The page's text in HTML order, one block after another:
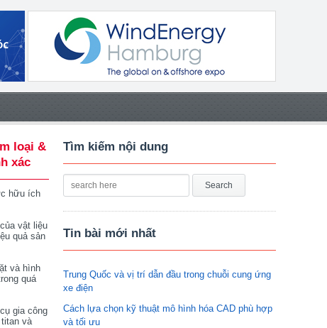
loại &
xác
hữu ích
vật liệu
quả sản
và hình
quá
gia công
và
Tìm kiếm nội dung
Tin bài mới nhất
Trung Quốc và vị trí dẫn đầu trong chuỗi cung ứng
xe điện
Cách lựa chọn kỹ thuật mô hình hóa CAD phù hợp
và tối ưu